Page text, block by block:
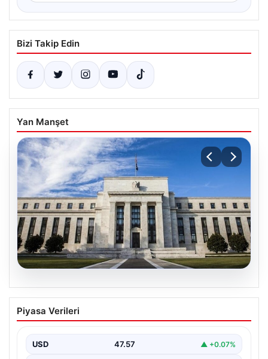
Bizi Takip Edin
Yan Manşet
04.08.2026
FED Nisan Ayı Faiz Kararı Ne Zaman,
Saat Kaçta? Güncel Beklentiler ve
ABD Merkez Bankası (FED) nisan ayı faiz kararı, finansal
Piyasa Verileri
USD 47.57 ▲ +0.07%